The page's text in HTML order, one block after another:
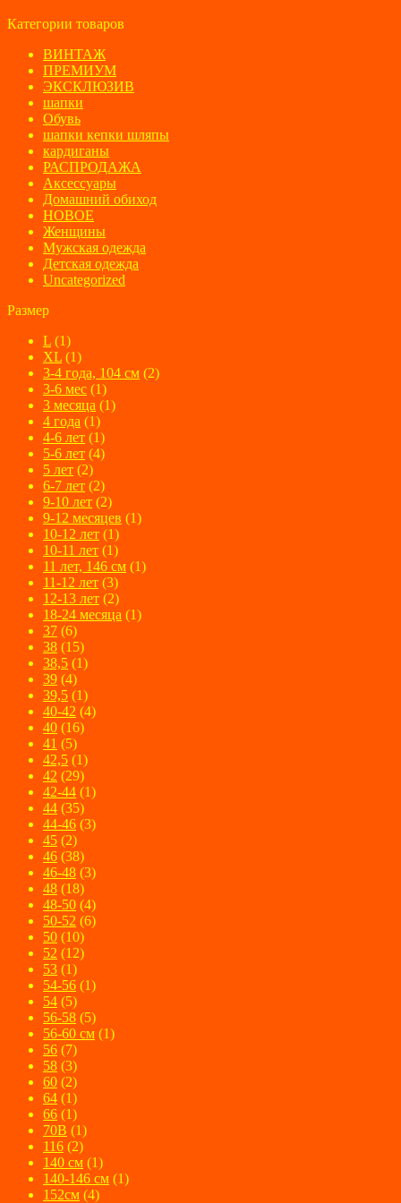
Категории товаров
ВИНТАЖ
ПРЕМИУМ
ЭКСКЛЮЗИВ
шапки
Обувь
шапки кепки шляпы
кардиганы
РАСПРОДАЖА
Аксессуары
Домашний обиход
НОВОЕ
Женщины
Мужская одежда
Детская одежда
Uncategorized
Размер
L (1)
XL (1)
3-4 года, 104 см (2)
3-6 мес (1)
3 месяца (1)
4 года (1)
4-6 лет (1)
5-6 лет (4)
5 лет (2)
6-7 лет (2)
9-10 лет (2)
9-12 месяцев (1)
10-12 лет (1)
10-11 лет (1)
11 лет, 146 см (1)
11-12 лет (3)
12-13 лет (2)
18-24 месяца (1)
37 (6)
38 (15)
38,5 (1)
39 (4)
39,5 (1)
40-42 (4)
40 (16)
41 (5)
42,5 (1)
42 (29)
42-44 (1)
44 (35)
44-46 (3)
45 (2)
46 (38)
46-48 (3)
48 (18)
48-50 (4)
50-52 (6)
50 (10)
52 (12)
53 (1)
54-56 (1)
54 (5)
56-58 (5)
56-60 см (1)
56 (7)
58 (3)
60 (2)
64 (1)
66 (1)
70В (1)
116 (2)
140 см (1)
140-146 см (1)
152см (4)